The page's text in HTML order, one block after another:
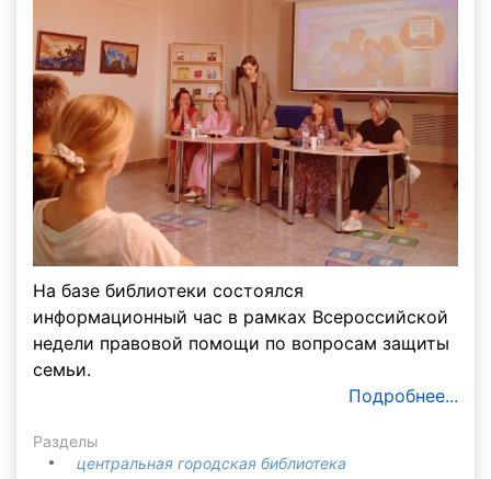
На базе библиотеки состоялся
информационный час в рамках Всероссийской
недели правовой помощи по вопросам защиты
семьи.
Подробнее...
Разделы
центральная городская библиотека